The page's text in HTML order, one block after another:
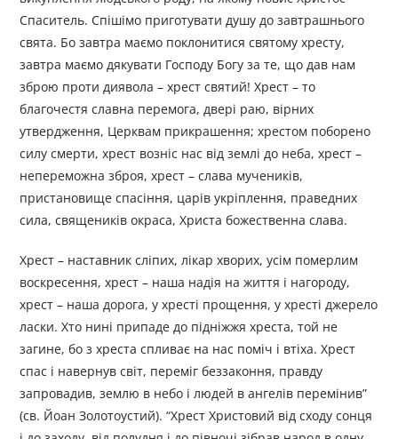
Спаситель. Спішімо приготувати душу до завтрашнього
свята. Бо завтра маємо поклонитися святому хресту,
завтра маємо дякувати Господу Богу за те, що дав нам
зброю проти диявола – хрест святий! Хрест – то
благочестя славна перемога, двері раю, вірних
утвердження, Церквам прикрашення; хрестом поборено
силу смерти, хрест возніс нас від землі до неба, хрест –
непереможна зброя, хрест – слава мучеників,
пристановище спасіння, царів укріплення, праведних
сила, священиків окраса, Христа божественна слава.
Хрест – наставник сліпих, лікар хворих, усім померлим
воскресення, хрест – наша надія на життя і нагороду,
хрест – наша дорога, у хресті прощення, у хресті джерело
ласки. Хто нині припаде до підніжжя хреста, той не
загине, бо з хреста спливає на нас поміч і втіха. Хрест
спас і навернув світ, переміг беззаконня, правду
запровадив, землю в небо і людей в ангелів перемінив”
(св. Йоан Золотоустий). “Хрест Христовий від сходу сонця